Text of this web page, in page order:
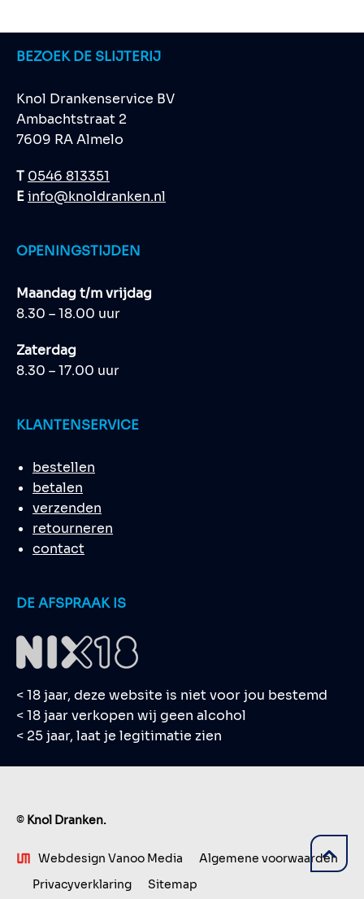
BEZOEK DE SLIJTERIJ
Knol Drankenservice BV
Ambachtstraat 2
7609 RA Almelo
T 0546 813351
Einfo@knoldranken.nl
OPENINGSTIJDEN
Maandag t/m vrijdag
8.30 – 18.00 uur
Zaterdag
8.30 – 17.00 uur
KLANTENSERVICE
bestellen
betalen
verzenden
retourneren
contact
DE AFSPRAAK IS
< 18 jaar, deze website is niet voor jou bestemd
< 18 jaar verkopen wij geen alcohol
< 25 jaar, laat je legitimatie zien
© Knol Dranken.
Webdesign Vanoo Media
Algemene voorwaarden
Privacyverklaring
Sitemap